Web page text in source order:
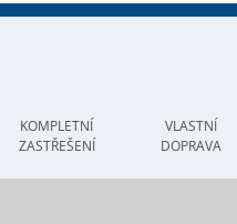
KOMPLETNÍ
ZASTŘEŠENÍ
VLASTNÍ
DOPRAVA